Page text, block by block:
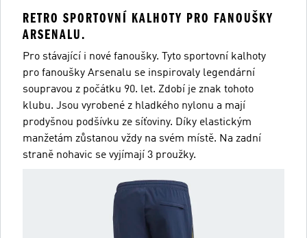
RETRO SPORTOVNÍ KALHOTY PRO FANOUŠKY
ARSENALU.
Pro stávající i nové fanoušky. Tyto sportovní kalhoty
pro fanoušky Arsenalu se inspirovaly legendární
soupravou z počátku 90. let. Zdobí je znak tohoto
klubu. Jsou vyrobené z hladkého nylonu a mají
prodyšnou podšívku ze síťoviny. Díky elastickým
manžetám zůstanou vždy na svém místě. Na zadní
straně nohavic se vyjímají 3 proužky.